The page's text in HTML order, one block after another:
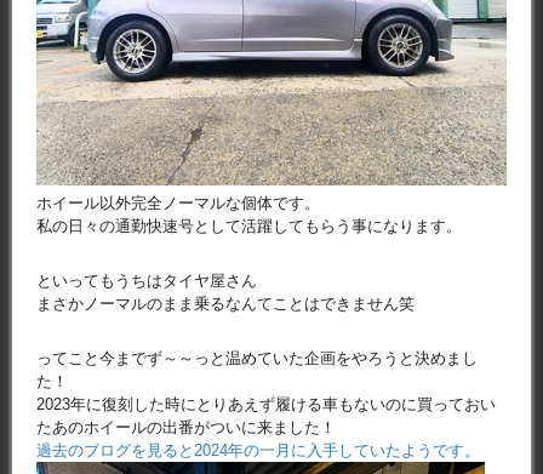
ホイール以外完全ノーマルな個体です。
私の日々の通勤快速号として活躍してもらう事になります。
といってもうちはタイヤ屋さん
まさかノーマルのまま乗るなんてことはできません笑
ってこと今までず～～っと温めていた企画をやろうと決めまし
た！
2023年に復刻した時にとりあえず履ける車もないのに買っておい
たあのホイールの出番がついに来ました！
過去のブログを見ると2024年の一月に入手していたようです。